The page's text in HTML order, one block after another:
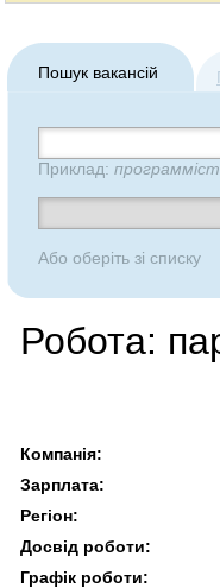
Пошук вакансій
Приклад:
Або оберіть зі списку
Робота:
Компанія:
Зарплата:
Регіон:
Досвід роботи:
Графік роботи: